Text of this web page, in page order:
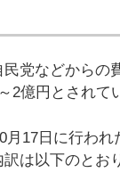
党などからの
2億円とされて
月17日に行わ
は以下のとお